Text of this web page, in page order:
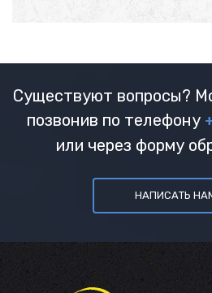
Существуют вопросы?
позвонив по телефону
или через форму
НАПИСАТЬ